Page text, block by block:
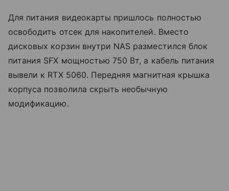
Для питания видеокарты пришлось полностью
освободить отсек для накопителей. Вместо
дисковых корзин внутри NAS разместился блок
питания SFX мощностью 750 Вт, а кабель питания
вывели к RTX 5060. Передняя магнитная крышка
корпуса позволила скрыть необычную
модификацию.